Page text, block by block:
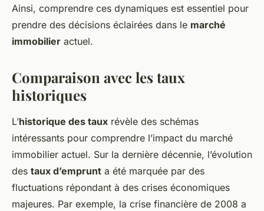
Ainsi, comprendre ces dynamiques est essentiel pour
prendre des décisions éclairées dans le marché
immobilier actuel.
Comparaison avec les taux
historiques
L’historique des taux révèle des schémas
intéressants pour comprendre l’impact du marché
immobilier actuel. Sur la dernière décennie, l’évolution
des taux d’emprunt a été marquée par des
fluctuations répondant à des crises économiques
majeures. Par exemple, la crise financière de 2008 a